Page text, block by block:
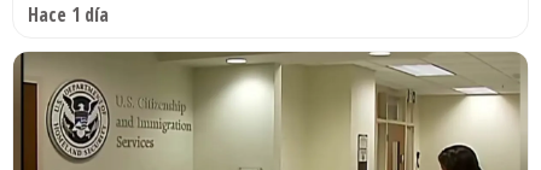
Hace 1 día